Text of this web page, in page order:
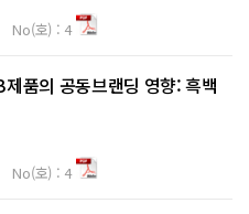
No(호) : 4
품의 공동브랜딩 영향: 흑백
No(호) : 4